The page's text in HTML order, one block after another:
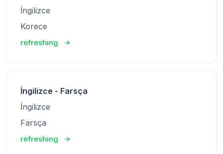
İngilizce
Korece
refreshing
İngilizce - Farsça
İngilizce
Farsça
refreshing